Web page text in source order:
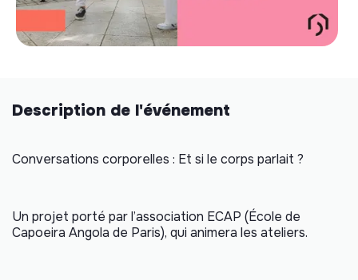
Description de l'événement
Conversations corporelles : Et si le corps parlait ?
Un projet porté par l’association ECAP (École de
Capoeira Angola de Paris), qui animera les ateliers.